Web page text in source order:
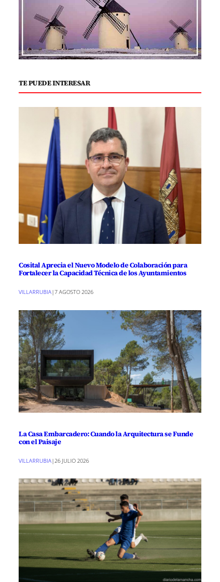
TE PUEDE INTERESAR
Cosital Aprecia el Nuevo Modelo de Colaboración para
Fortalecer la Capacidad Técnica de los Ayuntamientos
VILLARRUBIA |7 AGOSTO 2026
La Casa Embarcadero: Cuando la Arquitectura se Funde
con el Paisaje
VILLARRUBIA | 26 JULIO 2026